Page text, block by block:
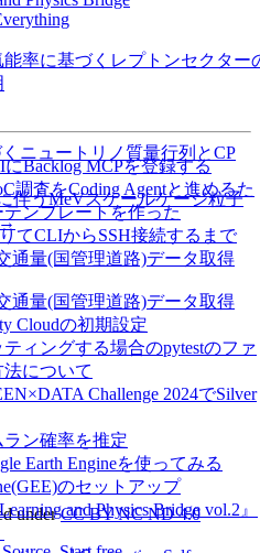
能率に基づくレプトンセクター
Backlog MCPを登録する
調査をCoding Agentと進めるた
ンプレートを作った
てCLIからSSH接続するまで
通量(国管理道路)データ取得
通量(国管理道路)データ取得
Cloudの初期設定
ィングする場合のpytestのファ
について
Challenge 2024でSilver
ン確率を推定
Earth Engineを使ってみる
のセットアップ
and Physics Bridge vol.2』
くニュートリノ質量行列とCP
伴うMeVスケールゲージ粒子
underCC BY NC ND 4.0